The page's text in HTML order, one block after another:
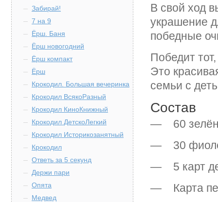
Забирай!
7 на 9
Ёрш. Баня
Ёрш новогодний
Ёрш компакт
Ёрш
Крокодил. Большая вечеринка
Крокодил ВсякоРазный
Крокодил КиноКнижный
Крокодил ДетскоЛегкий
Крокодил Историкозанятный
Крокодил
Ответь за 5 секунд
Держи пари
Опята
Медвед
В свой ход
украшение
победные
Победит
Это
семьи с
Состав
— 60
— 30
— 5 карт
— Карта